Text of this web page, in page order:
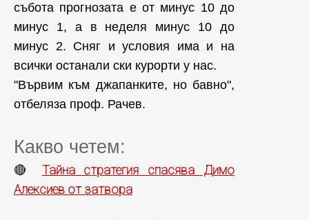
събота прогнозата е от минус 10 до
минус 1, а в неделя минус 10 до
минус 2. Сняг и условия има и на
всички останали ски курорти у нас.
"Вървим към джапанките, но бавно",
отбеляза проф. Рачев.
Какво четем:
🔴 Тайна стратегия спасява Димо
Алексиев от затвора